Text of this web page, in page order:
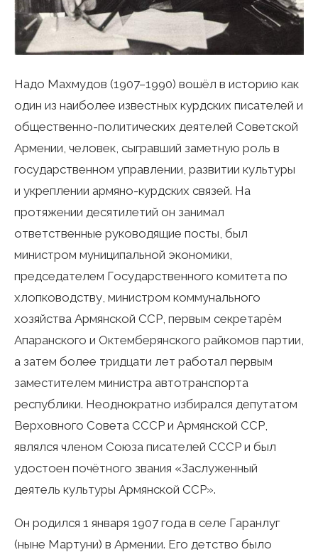
Надо Махмудов (1907–1990) вошёл в историю как
один из наиболее известных курдских писателей и
общественно-политических деятелей Советской
Армении, человек, сыгравший заметную роль в
государственном управлении, развитии культуры
и укреплении армяно-курдских связей. На
протяжении десятилетий он занимал
ответственные руководящие посты, был
министром муниципальной экономики,
председателем Государственного комитета по
хлопководству, министром коммунального
хозяйства Армянской ССР, первым секретарём
Апаранского и Октемберянского райкомов партии,
а затем более тридцати лет работал первым
заместителем министра автотранспорта
республики. Неоднократно избирался депутатом
Верховного Совета СССР и Армянской ССР,
являлся членом Союза писателей СССР и был
удостоен почётного звания «Заслуженный
деятель культуры Армянской ССР».
Он родился 1 января 1907 года в селе Гаранлуг
(ныне Мартуни) в Армении. Его детство было